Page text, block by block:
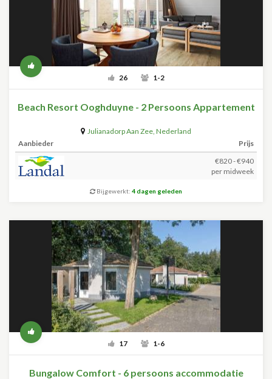
26 1-2
Beach Resort Ooghduyne - 2 Persoons Appartement
Julianadorp Aan Zee, Nederland
Aanbieder
Prijs
€820 - €940
per midweek
Bijgewerkt: 4 dagen geleden
17 1-6
Bungalow Comfort - 6 persoons accommodatie